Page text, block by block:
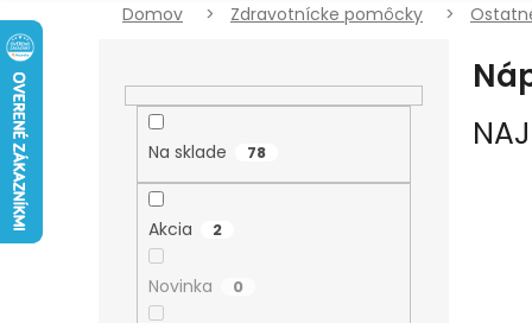
Domov Zdravotnícke pomôcky
Na sklade 78
Akcia 2
Novinka 0